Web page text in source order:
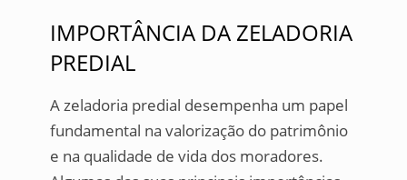
IMPORTÂNCIA DA ZELADORIA
PREDIAL
A zeladoria predial desempenha um papel
fundamental na valorização do patrimônio
e na qualidade de vida dos moradores.